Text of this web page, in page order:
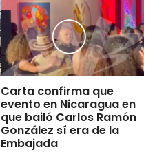
Carta confirma que
evento en Nicaragua en
que bailó Carlos Ramón
González sí era de la
Embajada